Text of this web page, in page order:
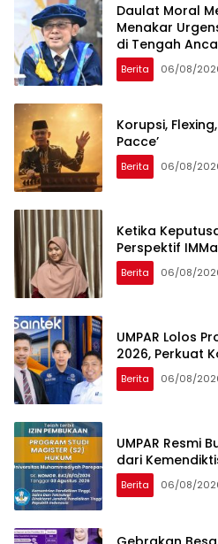
Daulat Moral
Menakar
di Tengah
Berita 06/08/
Korupsi,
Pacce’
Berita 06/08/
Ketika
Perspektif
Berita 06/08/
UMPAR Lolos
2026, Perkuat
Berita 06/08/
UMPAR Resmi
dari
Berita 06/08/